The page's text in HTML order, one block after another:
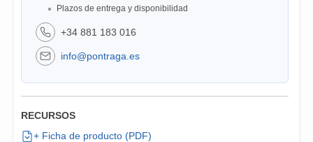
Plazos de entrega y disponibilidad
+34 881 183 016
info@pontraga.es
RECURSOS
+ Ficha de producto (PDF)